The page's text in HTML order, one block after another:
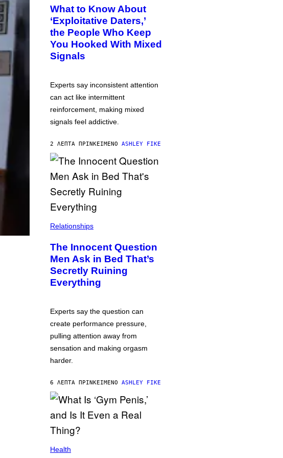
What to Know About
‘Exploitative Daters,’
the People Who Keep
You Hooked With Mixed
Signals
Experts say inconsistent attention
can act like intermittent
reinforcement, making mixed
signals feel addictive.
2 ΛΕΠΤΆ ΠΡΙΝΚΕΊΜΕΝΟ ASHLEY FIKE
Relationships
The Innocent Question
Men Ask in Bed That’s
Secretly Ruining
Everything
Experts say the question can
create performance pressure,
pulling attention away from
sensation and making orgasm
harder.
6 ΛΕΠΤΆ ΠΡΙΝΚΕΊΜΕΝΟ ASHLEY FIKE
Health